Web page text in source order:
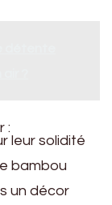
:
leur solidité
bambou
un décor